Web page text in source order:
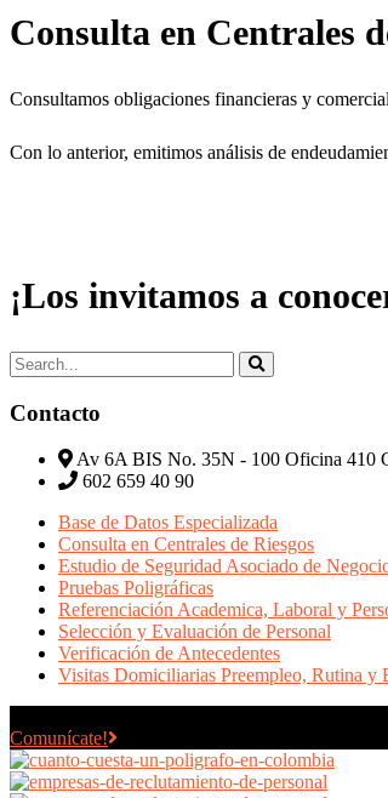
Consulta en Centrales
Consultamos obligaciones financieras y
Con lo anterior, emitimos análisis de
¡Los invitamos a
Contacto
Av 6A BIS No. 35N - 100 Oficina 410
602 659 40 90
Base de Datos Especializada
Consulta en Centrales de Riesgos
Estudio de Seguridad Asociado de
Pruebas Poligráficas
Referenciación Academica, Laboral y
Selección y Evaluación de Personal
Verificación de Antecedentes
Visitas Domiciliarias Preempleo, Rutina y
Comunícate!